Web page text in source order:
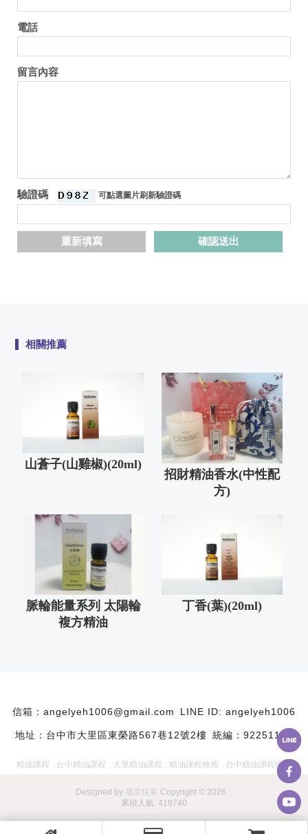
電話
留言內容
驗證碼 可點選圖片刷新驗證碼
山蒼子(山雞椒)(20ml)
招財精油香水(中性配
方)
脈輪能量系列 太陽輪
複方精油
丁香(葉)(20ml)
angelyeh1006@gmail.com LINE ID: angelyeh1006
台中市大里區東榮路567巷12號2樓 統編：92251117
精油課程 台中精油課程 大里精油課程 精油課程推薦 台中精油課程推薦
Designed by 揚京快客 Copyright © 2026
累積人氣: 419740